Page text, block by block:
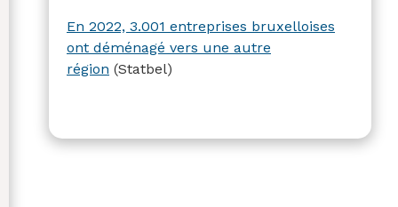
En 2022, 3.001 entreprises bruxelloises
ont déménagé vers une autre
région (Statbel)